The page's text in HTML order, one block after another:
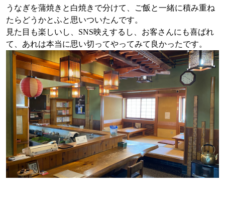
うなぎを蒲焼きと白焼きで分けて、ご飯と一緒に積み重ね
たらどうかとふと思いついたんです。
見た目も楽しいし、SNS映えするし、お客さんにも喜ばれ
て、あれは本当に思い切ってやってみて良かったです。